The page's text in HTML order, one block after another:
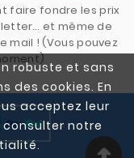
robuste et sans
des cookies. En
acceptez leur
notre
faire fondre les prix
et même de
! (Vous pouvez